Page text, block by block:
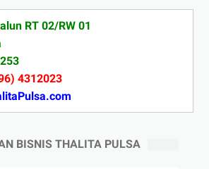
RT 02/RW 01
4312023
BISNIS THALITA PULSA